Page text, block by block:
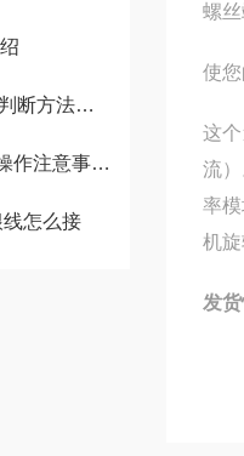
方法分享
项与包装运输
怎么接
螺
使
这
流
率
机
发